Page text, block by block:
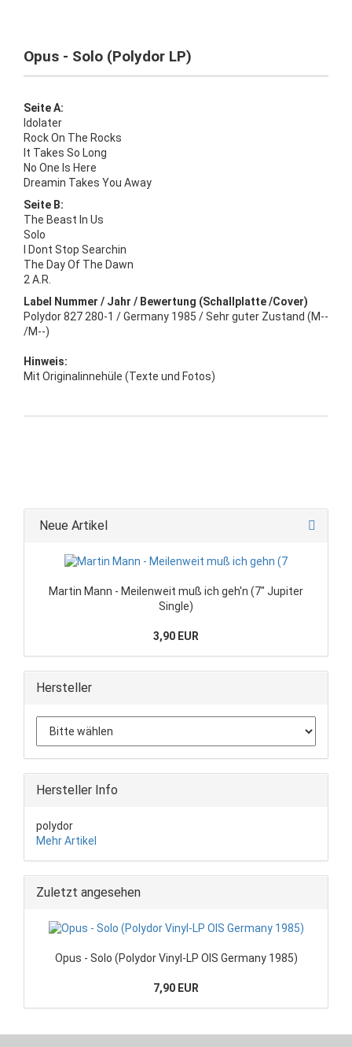
Opus - Solo (Polydor LP)
Seite A:
Idolater
Rock On The Rocks
It Takes So Long
No One Is Here
Dreamin Takes You Away
Seite B:
The Beast In Us
Solo
I Dont Stop Searchin
The Day Of The Dawn
2 A.R.
Label Nummer / Jahr / Bewertung (Schallplatte /Cover)
Polydor 827 280-1 / Germany 1985 / Sehr guter Zustand (M--
/M--)
Hinweis:
Mit Originalinnehüle (Texte und Fotos)
Neue Artikel
Martin Mann - Meilenweit muß ich geh'n (7" Jupiter
Single)
3,90 EUR
Hersteller
Hersteller Info
polydor
Mehr Artikel
Zuletzt angesehen
Opus - Solo (Polydor Vinyl-LP OIS Germany 1985)
7,90 EUR